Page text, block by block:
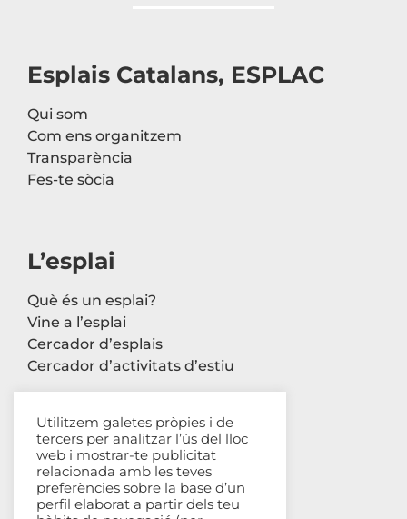
Esplais Catalans, ESPLAC
Qui som
Com ens organitzem
Transparència
Fes-te sòcia
L’esplai
Què és un esplai?
Vine a l’esplai
Cercador d’esplais
Cercador d’activitats d’estiu
Contacte
Carrer Avinyó, 44 2n
08002 Barcelona
Utilitzem galetes pròpies i de
tercers per analitzar l’ús del lloc
web i mostrar-te publicitat
relacionada amb les teves
preferències sobre la base d’un
perfil elaborat a partir dels teu